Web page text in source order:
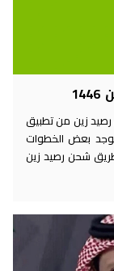
زين من تطبيق
بعض الخطوات
شحن رصيد زين